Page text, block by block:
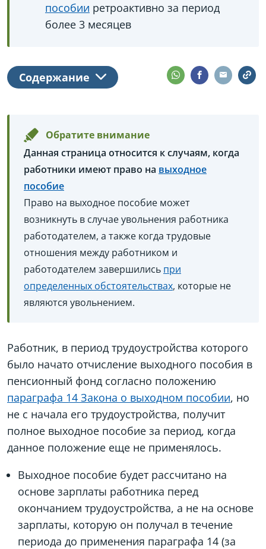
пособии ретроактивно за период
более 3 месяцев
Содержание
Обратите внимание
Данная страница относится к случаям, когда
работники имеют право на выходное
пособие
Право на выходное пособие может
возникнуть в случае увольнения работника
работодателем, а также когда трудовые
отношения между работником и
работодателем завершились при
определенных обстоятельствах, которые не
являются увольнением.
Работник, в период трудоустройства которого
было начато отчисление выходного пособия в
пенсионный фонд согласно положению
параграфа 14 Закона о выходном пособии, но
не с начала его трудоустройства, получит
полное выходное пособие за период, когда
данное положение еще не применялось.
Выходное пособие будет рассчитано на
основе зарплаты работника перед
окончанием трудоустройства, а не на основе
зарплаты, которую он получал в течение
периода до применения параграфа 14 (за